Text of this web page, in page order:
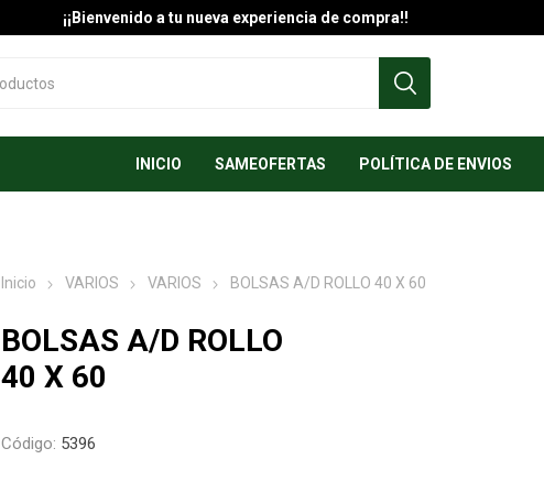
¡¡Bienvenido a tu nueva experiencia de compra!!
INICIO SAMEOFERTAS POLÍTICA DE ENVIOS
Inicio VARIOS VARIOS BOLSAS A/D ROLLO 40 X 60
BOLSAS A/D ROLLO
40 X 60
Código: 5396